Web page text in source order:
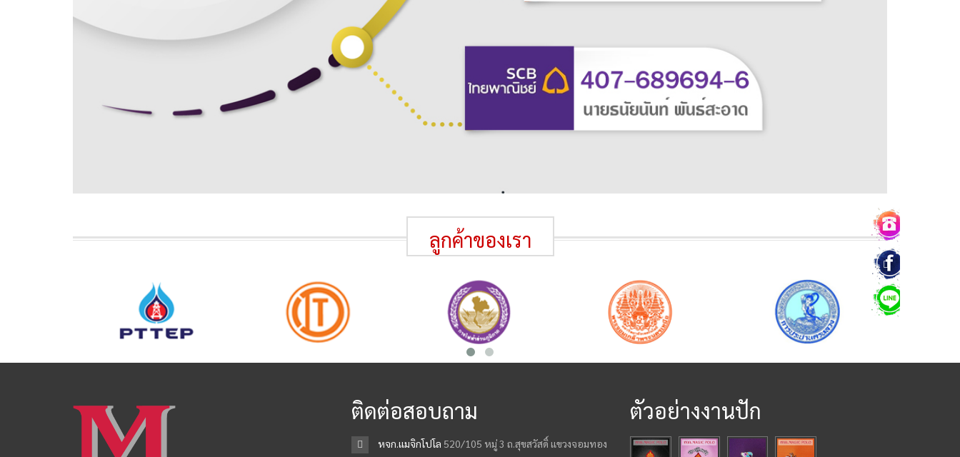
ลูกค้าของเรา
ติดต่อสอบถาม
หจก.เเมจิกโปโล 520/105 หมู่ 3 ถ.สุขสวัสดิ์ เเขวงจอมทอง
ตัวอย่างงานปัก